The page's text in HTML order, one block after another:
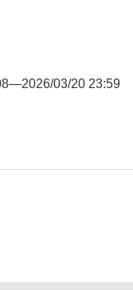
03/20 23:59